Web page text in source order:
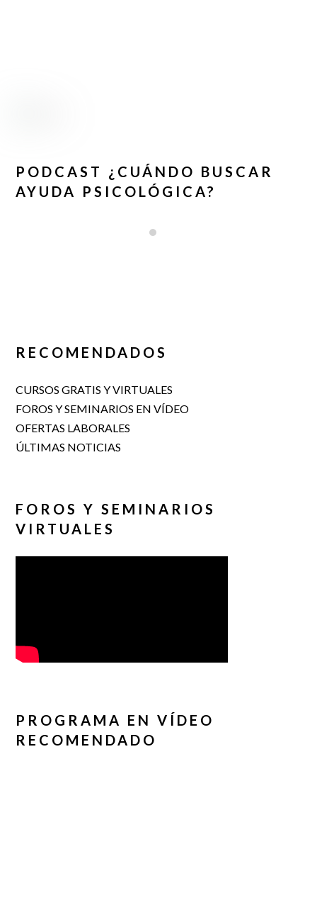
PODCAST ¿CUÁNDO BUSCAR
AYUDA PSICOLÓGICA?
RECOMENDADOS
CURSOS GRATIS Y VIRTUALES
FOROS Y SEMINARIOS EN VÍDEO
OFERTAS LABORALES
ÚLTIMAS NOTICIAS
FOROS Y SEMINARIOS
VIRTUALES
PROGRAMA EN VÍDEO
RECOMENDADO